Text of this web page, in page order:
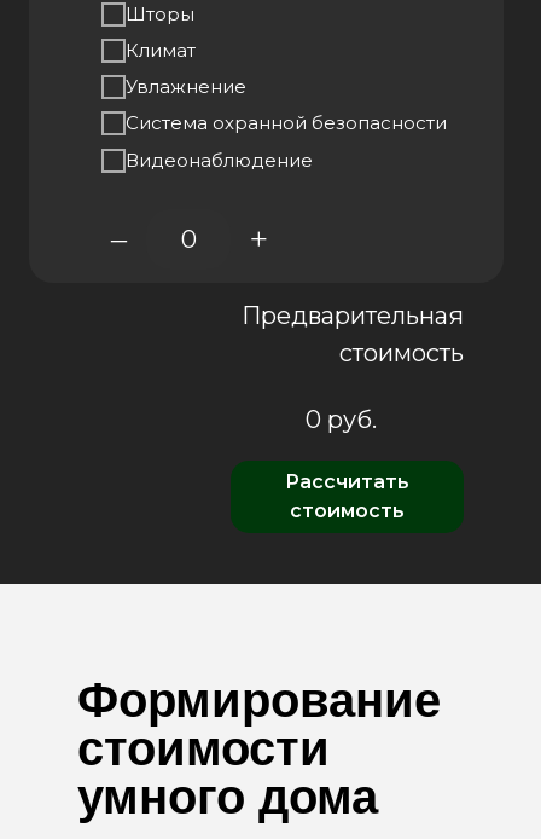
Предварительная
стоимость
0 руб.
Шторы
Климат
Увлажнение
Система охранной безопасности
Рассчитать
стоимость
Видеонаблюдение
– +
Формирование
стоимости
умного дома